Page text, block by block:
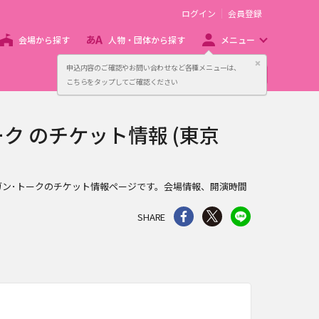
申込内容のご確認やお問い合わせなど各種メニューは、
こちらをタップしてご確認ください
閉じる
ログイン 会員登録
会場から探す 人物・団体から探す メニュー
主催者向け販売サービス
のチケット情報 (東京
･トークのチケット情報ページです。会場情報、開演時間
SHARE
シェア Twitter